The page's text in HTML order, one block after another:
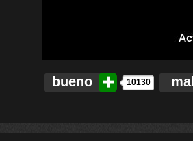
bueno 10130